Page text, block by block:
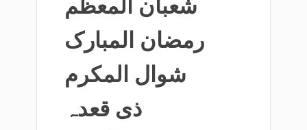
شعبان المعظم
رمضان المبارک
شوال المکرم
ذی قعدہ